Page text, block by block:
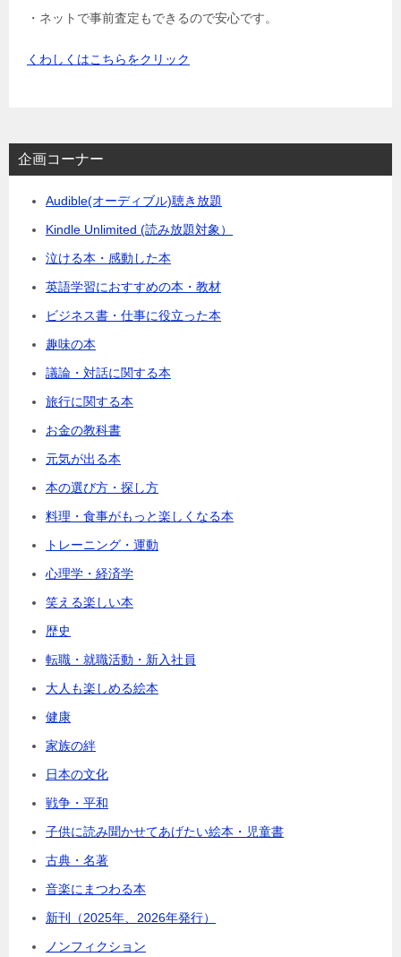
・ネットで事前査定もできるので安心です。
くわしくはこちらをクリック
企画コーナー
Audible(オーディブル)聴き放題
Kindle Unlimited (読み放題対象）
泣ける本・感動した本
英語学習におすすめの本・教材
ビジネス書・仕事に役立った本
趣味の本
議論・対話に関する本
旅行に関する本
お金の教科書
元気が出る本
本の選び方・探し方
料理・食事がもっと楽しくなる本
トレーニング・運動
心理学・経済学
笑える楽しい本
歴史
転職・就職活動・新入社員
大人も楽しめる絵本
健康
家族の絆
日本の文化
戦争・平和
子供に読み聞かせてあげたい絵本・児童書
古典・名著
音楽にまつわる本
新刊（2025年、2026年発行）
ノンフィクション